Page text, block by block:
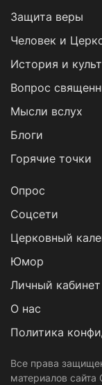
Защита веры
Человек и
История и
Вопрос
Мысли вслух
Блоги
Горячие точки
Опрос
Cоцсети
Церковный
Юмор
Личный кабинет
О нас
Политика
Все права
материалов